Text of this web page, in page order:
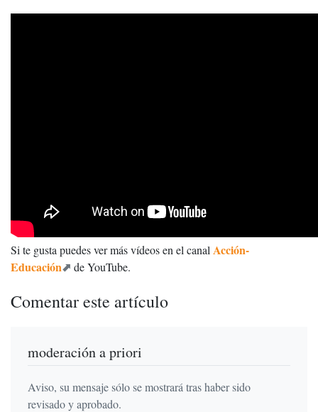
Si te gusta puedes ver más vídeos en el canal Acción-
Educación
de YouTube.
Comentar este artículo
moderación a priori
Aviso, su mensaje sólo se mostrará tras haber sido
revisado y aprobado.